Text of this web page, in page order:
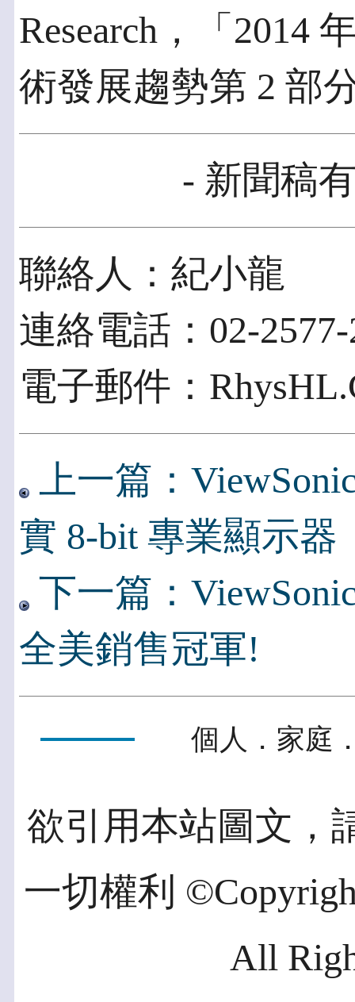
Research，「2014
術發展趨勢第 2 部
- 新聞稿
聯絡人：紀小龍
連絡電話：02-2577-
電子郵件：
上一篇：
實 8-bit 專業顯示器
下一篇：
全美銷售冠軍!
個人．家庭
欲引用本站圖文，
一切權利
All